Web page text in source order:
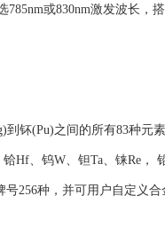
785nm或830nm激发波长
(Pu)之间的所有83种元素
Hf、钨W、钽Ta、铼Re，
种，并可用户自定义合